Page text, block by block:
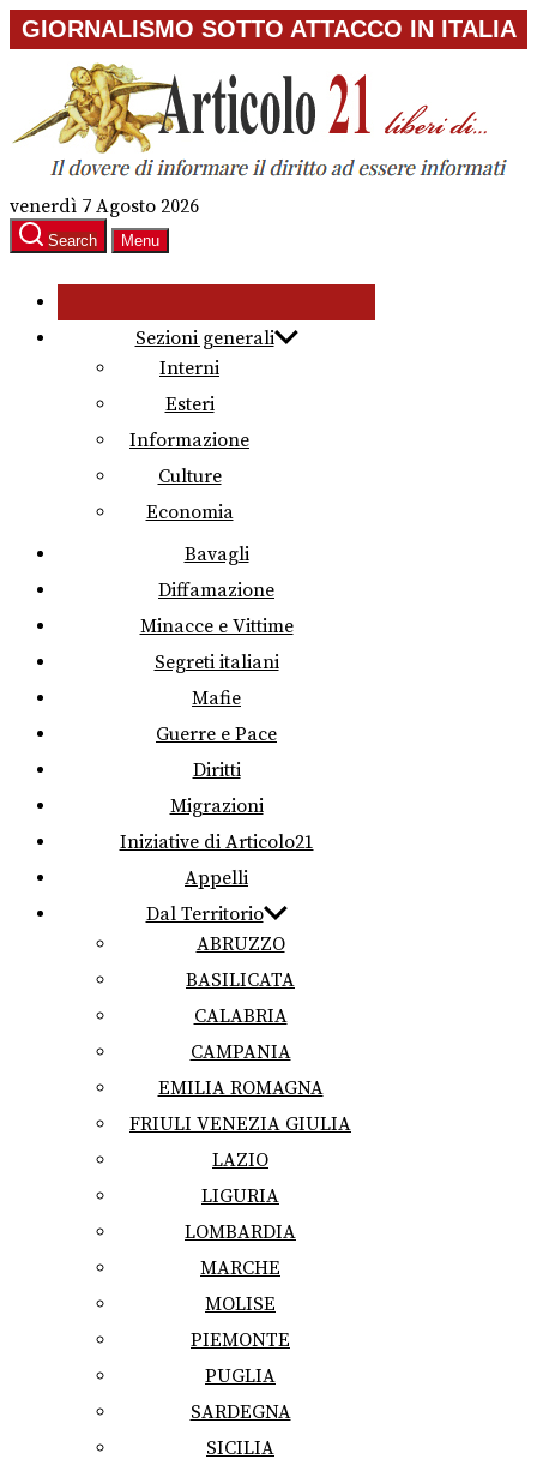
Skip
to
content
GIORNALISMO SOTTO ATTACCO IN ITALIA
venerdì 7 Agosto 2026
Search Menu
Sezioni generali
Interni
Esteri
Informazione
Culture
Economia
Bavagli
Diffamazione
Minacce e Vittime
Segreti italiani
Mafie
Guerre e Pace
Diritti
Migrazioni
Iniziative di Articolo21
Appelli
Dal Territorio
ABRUZZO
BASILICATA
CALABRIA
CAMPANIA
EMILIA ROMAGNA
FRIULI VENEZIA GIULIA
LAZIO
LIGURIA
LOMBARDIA
MARCHE
MOLISE
PIEMONTE
PUGLIA
SARDEGNA
SICILIA